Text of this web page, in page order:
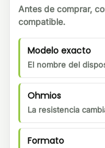
Antes de comprar,
compatible.
Modelo exacto
El nombre del
Ohmios
La resistencia
Formato